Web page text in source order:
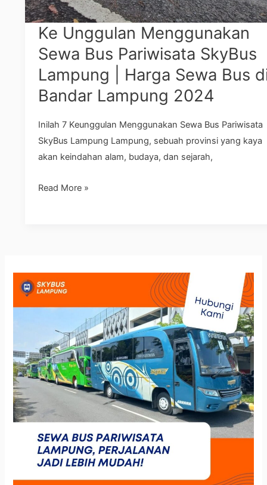
Ke Unggulan Menggunakan
Sewa Bus Pariwisata SkyBus
Lampung | Harga Sewa Bus
Bandar Lampung 2024
Inilah 7 Keunggulan Menggunakan Sewa Bus Pariwisata
SkyBus Lampung Lampung, sebuah provinsi yang kaya
akan keindahan alam, budaya, dan sejarah,
Bus
di
Bandar
Lampung
2024
Read More »